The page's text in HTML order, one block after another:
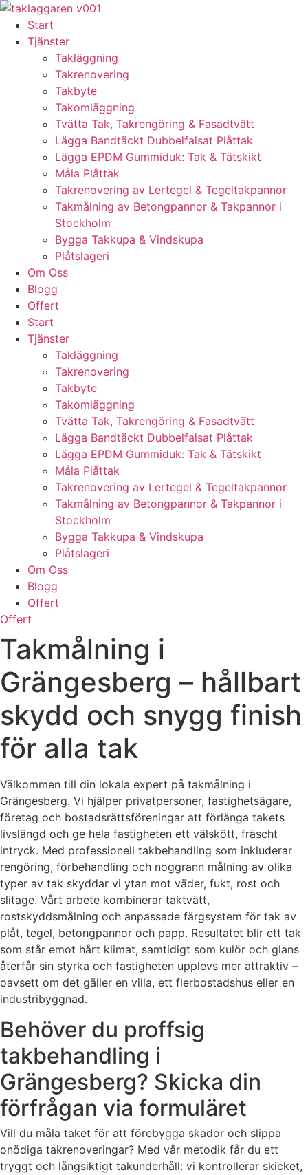
Skip
content
Start
Tjänster
Takläggning
Takrenovering
Takbyte
Takomläggning
Tvätta Tak, Takrengöring & Fasadtvätt
Lägga Bandtäckt Dubbelfalsat Plåttak
Lägga EPDM Gummiduk: Tak & Tätskikt
Måla Plåttak
Takrenovering av Lertegel & Tegeltakpannor
Takmålning av Betongpannor & Takpannor i
Stockholm
Bygga Takkupa & Vindskupa
Plåtslageri
Om Oss
Blogg
Offert
Start
Tjänster
Takläggning
Takrenovering
Takbyte
Takomläggning
Tvätta Tak, Takrengöring & Fasadtvätt
Lägga Bandtäckt Dubbelfalsat Plåttak
Lägga EPDM Gummiduk: Tak & Tätskikt
Måla Plåttak
Takrenovering av Lertegel & Tegeltakpannor
Takmålning av Betongpannor & Takpannor i
Stockholm
Bygga Takkupa & Vindskupa
Plåtslageri
Om Oss
Blogg
Offert
Offert
Takmålning i
Grängesberg – hållbart
skydd och snygg finish
för alla tak
Välkommen till din lokala expert på takmålning i
Grängesberg. Vi hjälper privatpersoner, fastighetsägare,
företag och bostadsrättsföreningar att förlänga takets
livslängd och ge hela fastigheten ett välskött, fräscht
intryck. Med professionell takbehandling som inkluderar
rengöring, förbehandling och noggrann målning av olika
typer av tak skyddar vi ytan mot väder, fukt, rost och
slitage. Vårt arbete kombinerar taktvätt,
rostskyddsmålning och anpassade färgsystem för tak av
plåt, tegel, betongpannor och papp. Resultatet blir ett tak
som står emot hårt klimat, samtidigt som kulör och glans
återfår sin styrka och fastigheten upplevs mer attraktiv –
oavsett om det gäller en villa, ett flerbostadshus eller en
industribyggnad.
Behöver du proffsig
takbehandling i
Grängesberg? Skicka din
förfrågan via formuläret
Vill du måla taket för att förebygga skador och slippa
onödiga takrenoveringar? Med vår metodik får du ett
tryggt och långsiktigt takunderhåll: vi kontrollerar skicket,